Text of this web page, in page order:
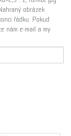
obrázek
řádku. Pokud
nám e-mail a my